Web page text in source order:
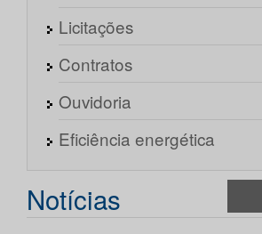
Licitações
Contratos
Ouvidoria
Eficiência energética
Notícias